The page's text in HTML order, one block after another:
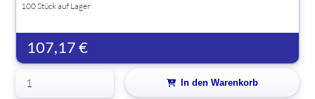
100 Stück auf Lager
107,17 €
In den Warenkorb